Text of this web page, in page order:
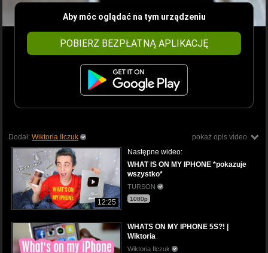
Aby móc oglądać na tym urządzeniu
POBIERZ BEZPŁATNĄ APLIKACJĘ
pokaż opis video
Dodał: Wiktoria Ilczuk
12:25
Następne wideo:
WHAT IS ON MY IPHONE *pokazuje
wszystko*
TURSON
1080p
WHATS ON MY IPHONE 5S?! |
Wiktoria
Wiktoria Ilczuk